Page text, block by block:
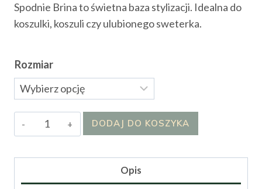
wynosiła:wynosi:
Spodnie Brina to świetna baza stylizacji. Idealna do
koszulki, koszuli czy ulubionego sweterka.
Rozmiar
ilość
Spodnie
DODAJ DO KOSZYKA
Opis